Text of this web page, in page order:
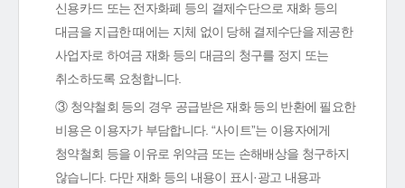
신용카드 또는 전자화폐 등의 결제수단으로 재화 등의
대금을 지급한 때에는 지체 없이 당해 결제수단을 제공한
사업자로 하여금 재화 등의 대금의 청구를 정지 또는
취소하도록 요청합니다.
③ 청약철회 등의 경우 공급받은 재화 등의 반환에 필요한
비용은 이용자가 부담합니다. “사이트”는 이용자에게
청약철회 등을 이유로 위약금 또는 손해배상을 청구하지
않습니다. 다만 재화 등의 내용이 표시·광고 내용과